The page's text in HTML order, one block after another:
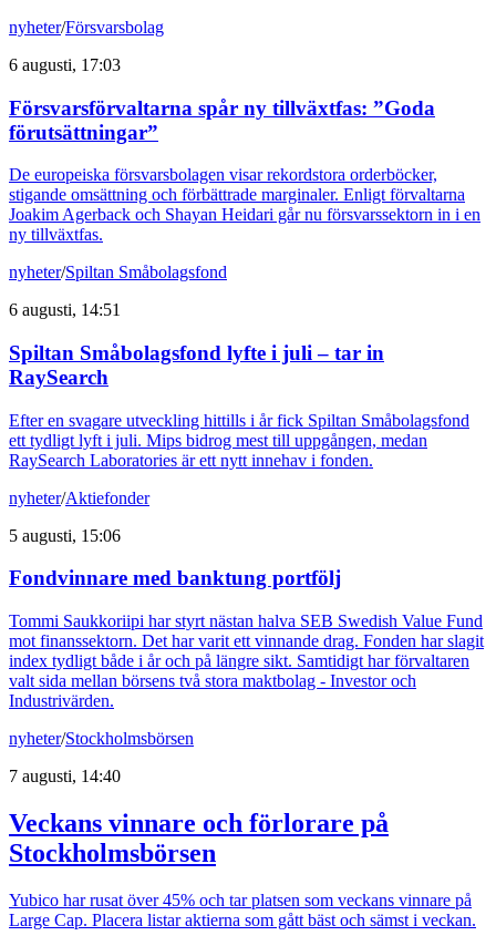
nyheter/Försvarsbolag
6 augusti, 17:03
Försvarsförvaltarna spår ny tillväxtfas: ”Goda
förutsättningar”
De europeiska försvarsbolagen visar rekordstora orderböcker,
stigande omsättning och förbättrade marginaler. Enligt förvaltarna
Joakim Agerback och Shayan Heidari går nu försvarssektorn in i en
ny tillväxtfas.
nyheter/Spiltan Småbolagsfond
6 augusti, 14:51
Spiltan Småbolagsfond lyfte i juli – tar in
RaySearch
Efter en svagare utveckling hittills i år fick Spiltan Småbolagsfond
ett tydligt lyft i juli. Mips bidrog mest till uppgången, medan
RaySearch Laboratories är ett nytt innehav i fonden.
nyheter/Aktiefonder
5 augusti, 15:06
Fondvinnare med banktung portfölj
Tommi Saukkoriipi har styrt nästan halva SEB Swedish Value Fund
mot finanssektorn. Det har varit ett vinnande drag. Fonden har slagit
index tydligt både i år och på längre sikt. Samtidigt har förvaltaren
valt sida mellan börsens två stora maktbolag - Investor och
Industrivärden.
nyheter/Stockholmsbörsen
7 augusti, 14:40
Veckans vinnare och förlorare på
Stockholmsbörsen
Yubico har rusat över 45% och tar platsen som veckans vinnare på
Large Cap. Placera listar aktierna som gått bäst och sämst i veckan.